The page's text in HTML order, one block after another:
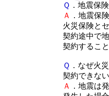
Ｑ ．地震保
Ａ
．地震保
火災保険と
契約途中で
契約するこ
Ｑ ．なぜ火
契約できな
Ａ
．地震は